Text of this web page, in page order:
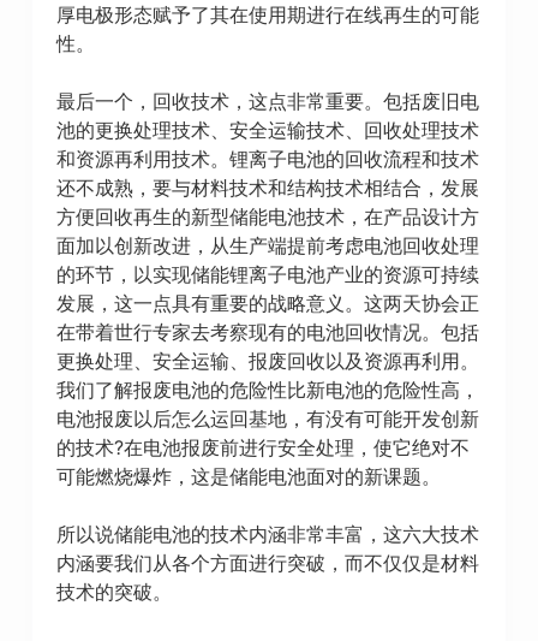
厚电极形态赋予了其在使用期进行在线再生的可能
性。
最后一个，回收技术，这点非常重要。包括废旧电
池的更换处理技术、安全运输技术、回收处理技术
和资源再利用技术。锂离子电池的回收流程和技术
还不成熟，要与材料技术和结构技术相结合，发展
方便回收再生的新型储能电池技术，在产品设计方
面加以创新改进，从生产端提前考虑电池回收处理
的环节，以实现储能锂离子电池产业的资源可持续
发展，这一点具有重要的战略意义。这两天协会正
在带着世行专家去考察现有的电池回收情况。包括
更换处理、安全运输、报废回收以及资源再利用。
我们了解报废电池的危险性比新电池的危险性高，
电池报废以后怎么运回基地，有没有可能开发创新
的技术?在电池报废前进行安全处理，使它绝对不
可能燃烧爆炸，这是储能电池面对的新课题。
所以说储能电池的技术内涵非常丰富，这六大技术
内涵要我们从各个方面进行突破，而不仅仅是材料
技术的突破。